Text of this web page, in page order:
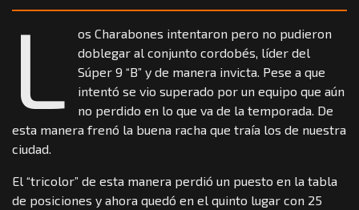
L
os Charabones intentaron pero no pudieron
doblegar al conjunto cordobés, líder del
Súper 9 “B” y de manera invicta. Pese a que
intentó se vio superado por un equipo que aún
no perdido en lo que va de la temporada. De
esta manera frenó la buena racha que traía los de nuestra
ciudad.
El “tricolor” de esta manera perdió un puesto en la tabla
de posiciones y ahora quedó en el quinto lugar con 25